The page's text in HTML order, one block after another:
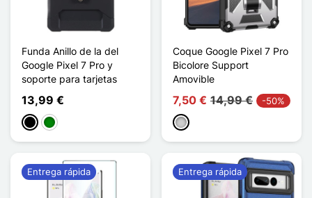
Funda Anillo de la del
Google Pixel 7 Pro y
soporte para tarjetas
13,99 €
NegroVerde
Coque Google Pixel 7 Pro
Bicolore Support
Amovible
7,50 € 14,99 € -50%
Plata
Entrega rápida Entrega rápida